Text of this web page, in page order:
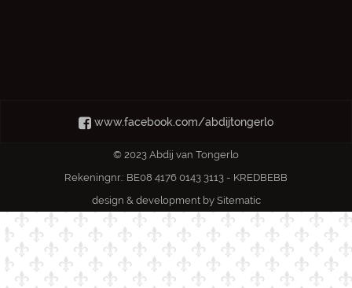
www.facebook.com/abdijtongerlo
© 2023 Abdij van Tongerlo
Rekeningnr.: BE08 4176 0143 3113 - KREDBEBB
design & development by Sitematic